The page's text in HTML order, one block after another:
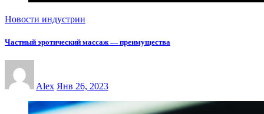
Новости индустрии
Частный эротический массаж — преимущества
Alex Янв 26, 2023